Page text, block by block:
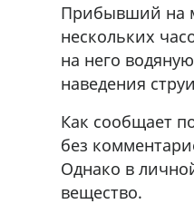
Прибывший на
нескольких
на него
наведения
Как сообщает
без
Однако в
вещество.